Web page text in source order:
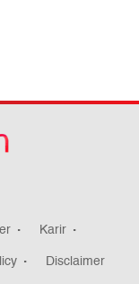
Karir
Disclaimer